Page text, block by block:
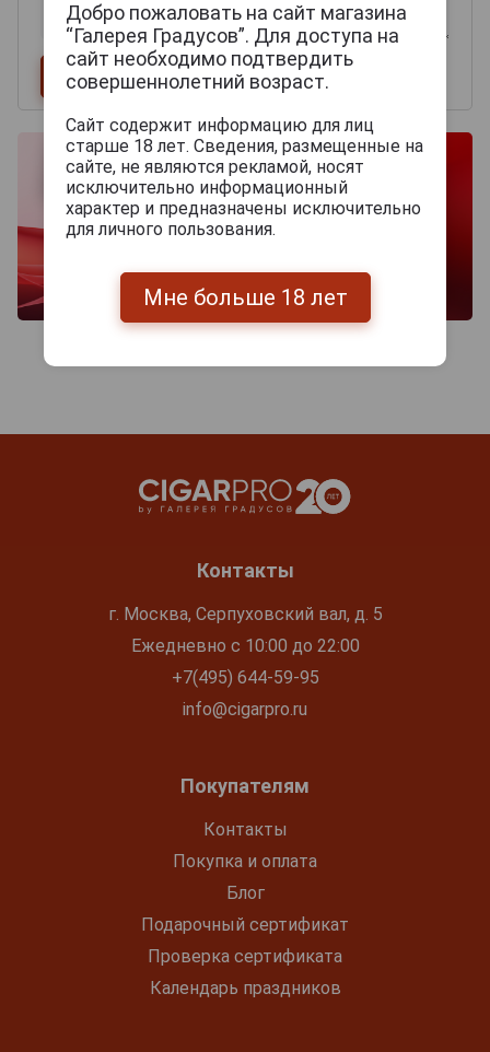
Контакты
г. Москва, Серпуховский вал, д. 5
Ежедневно с 10:00 до 22:00
+7(495) 644-59-95
info@cigarpro.ru
Покупателям
Контакты
Покупка и оплата
Блог
Подарочный сертификат
Проверка сертификата
Календарь праздников
Добро пожаловать на сайт магазина
“Галерея Градусов”. Для доступа на
сайт необходимо подтвердить
совершеннолетний возраст.
Сайт содержит информацию для лиц
старше 18 лет. Сведения, размещенные на
сайте, не являются рекламой, носят
исключительно информационный
характер и предназначены исключительно
для личного пользования.
Мне больше 18 лет